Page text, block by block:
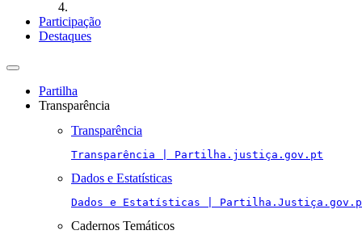
Participação
Destaques
Toggle
navigationPartilha
Transparência
Transparência
Transparência | Partilha.justiça.gov.pt
Dados e Estatísticas
Dados e Estatísticas |
Cadernos Temáticos